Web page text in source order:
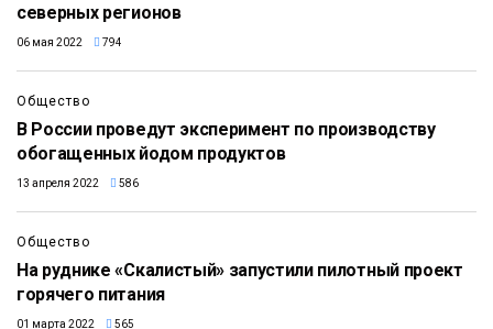
северных регионов
06 мая 2022 794
Общество
В России проведут эксперимент по производству
обогащенных йодом продуктов
13 апреля 2022 586
Общество
На руднике «Скалистый» запустили пилотный проект
горячего питания
01 марта 2022 565